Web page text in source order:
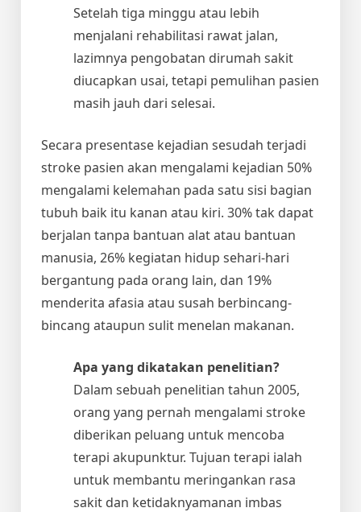
Setelah tiga minggu atau lebih
menjalani rehabilitasi rawat jalan,
lazimnya pengobatan dirumah sakit
diucapkan usai, tetapi pemulihan pasien
masih jauh dari selesai.
Secara presentase kejadian sesudah terjadi
stroke pasien akan mengalami kejadian 50%
mengalami kelemahan pada satu sisi bagian
tubuh baik itu kanan atau kiri. 30% tak dapat
berjalan tanpa bantuan alat atau bantuan
manusia, 26% kegiatan hidup sehari-hari
bergantung pada orang lain, dan 19%
menderita afasia atau susah berbincang-
bincang ataupun sulit menelan makanan.
Apa yang dikatakan penelitian?
Dalam sebuah penelitian tahun 2005,
orang yang pernah mengalami stroke
diberikan peluang untuk mencoba
terapi akupunktur. Tujuan terapi ialah
untuk membantu meringankan rasa
sakit dan ketidaknyamanan imbas